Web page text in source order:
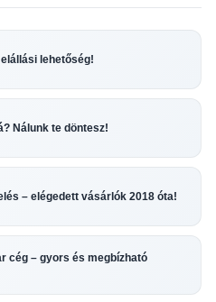
lehetőség!
Nálunk te döntesz!
– elégedett vásárlók 2018 óta!
cég – gyors és megbízható